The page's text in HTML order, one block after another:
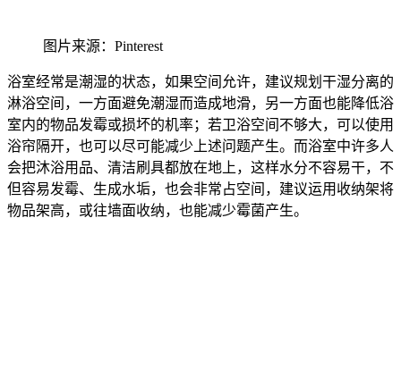
图片来源：Pinterest
浴室经常是潮湿的状态，如果空间允许，建议规划干湿分离的
淋浴空间， 一方面避免潮湿而造成地滑，另一方面也能降低浴
室内的物品发霉或损坏的机率；若卫浴空间不够大，可以使用
浴帘隔开， 也可以尽可能减少上述问题产生。而浴室中许多人
会把沐浴用品、清洁刷具都放在地上，这样水分不容易干，不
但容易发霉、生成水垢，也会非常占空间，建议运用收纳架将
物品架高，或往墙面收纳，也能减少霉菌产生。